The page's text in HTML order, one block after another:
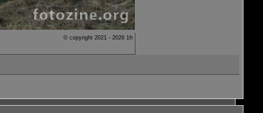
© copyright 2021 - 2026 1fr